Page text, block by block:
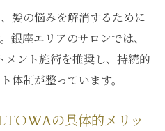
髪の悩みを解消するために
銀座エリアのサロンでは、
ント施術を推奨し、持続的
体制が整っています。
の具体的メリッ